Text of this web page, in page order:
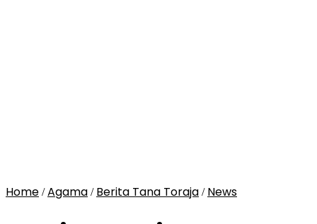
Home /Agama / Berita Tana Toraja / News